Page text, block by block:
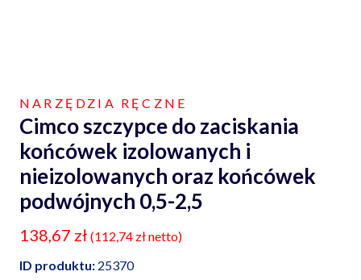
NARZĘDZIA RĘCZNE
Cimco szczypce do zaciskania
końcówek izolowanych i
nieizolowanych oraz końcówek
podwójnych 0,5-2,5
138,67 zł (112,74 złnetto)
ID produktu: 25370